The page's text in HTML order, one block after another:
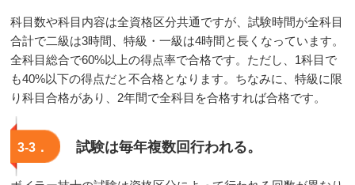
科目数や科目内容は全資格区分共通ですが、試験時間が全科目
合計で二級は3時間、特級・一級は4時間と長くなっています。
全科目総合で60%以上の得点率で合格です。ただし、1科目で
も40%以下の得点だと不合格となります。ちなみに、特級に限
り科目合格があり、2年間で全科目を合格すれば合格です。
3-3． 試験は毎年複数回行われる。